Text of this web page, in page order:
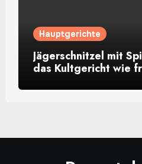
Hauptgerichte
Jägerschnitzel mit
das Kultgericht wie